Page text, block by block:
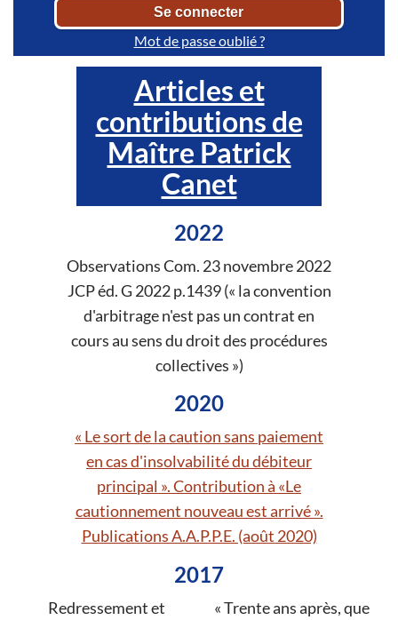
Mot de passe oublié ?
Articles et
contributions de
Maître Patrick
Canet
2022
Observations Com. 23 novembre 2022
JCP éd. G 2022 p.1439 (« la convention
d'arbitrage n'est pas un contrat en
cours au sens du droit des procédures
collectives »)
2020
« Le sort de la caution sans paiement
en cas d'insolvabilité du débiteur
principal ». Contribution à «Le
cautionnement nouveau est arrivé ».
Publications A.A.P.P.E. (août 2020)
2017
Redressement et
« Trente ans après, que